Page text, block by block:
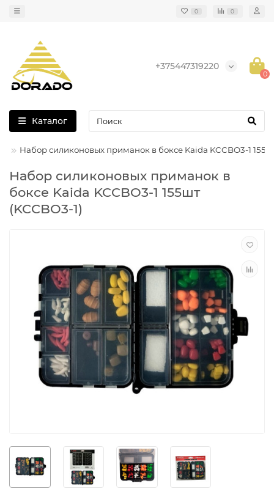
0 0
+375447319220
0
Каталог
Набор силиконовых приманок в боксе Kaida KCCBO3-1
Набор силиконовых приманок в
боксе Kaida KCCBO3-1 155шт
(KCCBO3-1)